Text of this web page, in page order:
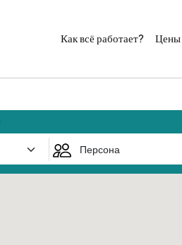
Как всё работает? Цены